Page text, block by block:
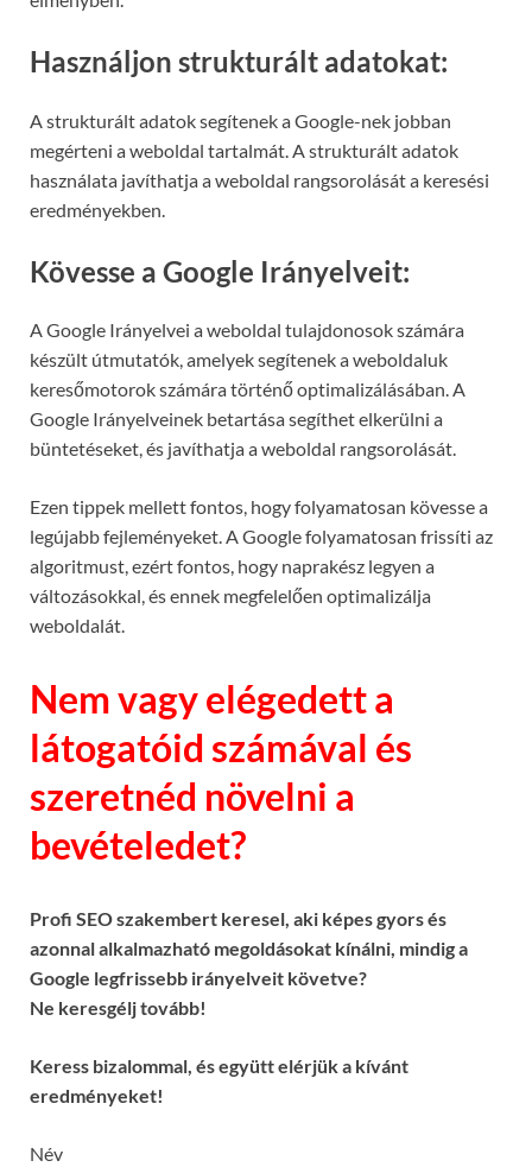
Használjon strukturált adatokat:
A strukturált adatok segítenek a Google-nek jobban
megérteni a weboldal tartalmát. A strukturált adatok
használata javíthatja a weboldal rangsorolását a keresési
eredményekben.
Kövesse a Google Irányelveit:
A Google Irányelvei a weboldal tulajdonosok számára
készült útmutatók, amelyek segítenek a weboldaluk
keresőmotorok számára történő optimalizálásában. A
Google Irányelveinek betartása segíthet elkerülni a
büntetéseket, és javíthatja a weboldal rangsorolását.
Ezen tippek mellett fontos, hogy folyamatosan kövesse a
legújabb fejleményeket. A Google folyamatosan frissíti az
algoritmust, ezért fontos, hogy naprakész legyen a
változásokkal, és ennek megfelelően optimalizálja
weboldalát.
Nem vagy elégedett a
látogatóid számával és
szeretnéd növelni a
bevételedet?
Profi SEO szakembert keresel, aki képes gyors és
azonnal alkalmazható megoldásokat kínálni, mindig a
Google legfrissebb irányelveit követve?
Ne keresgélj tovább!
Keress bizalommal, és együtt elérjük a kívánt
eredményeket!
Név